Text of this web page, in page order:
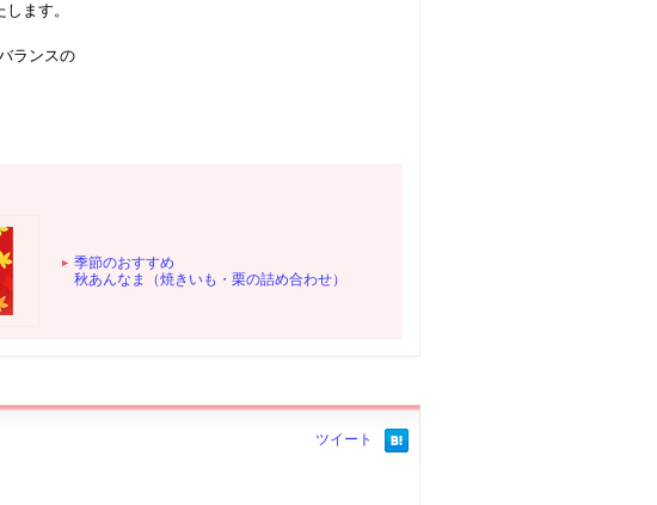
ます。
ランスの
季節のおすすめ
秋あんなま（焼きいも・栗の詰め合わせ）
ツイート